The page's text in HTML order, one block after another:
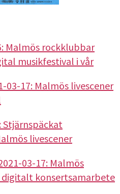
Malmös rockklubbar
musikfestival i vår
03-17: Malmös livescener
Stjärnspäckat
livescener
03-17: Malmös
digitalt konsertsamarbete